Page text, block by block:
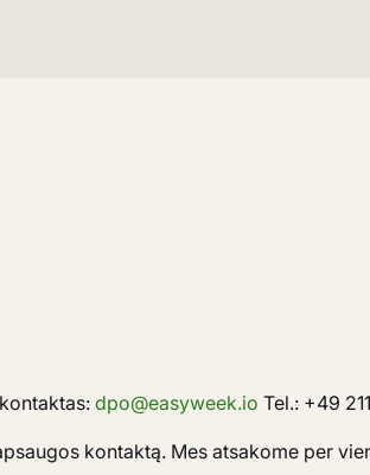
dpo@easyweek.io Tel.: +49
kontaktą. Mes atsakome per